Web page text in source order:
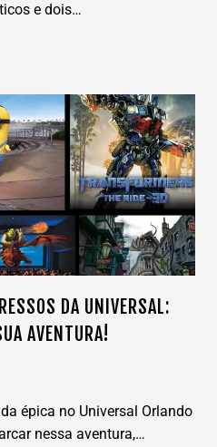
e dois…
DA UNIVERSAL:
AVENTURA!
épica no Universal Orlando
nessa aventura,…